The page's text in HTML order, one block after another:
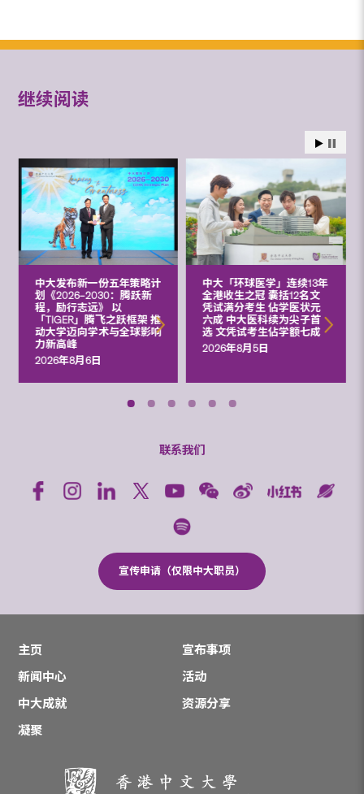
继续阅读
中大发布新一份五年策略计
划《2026‒2030：腾跃新
程，励行志远》 以
「TIGER」腾飞之跃框架 推
动大学迈向学术与全球影响
力新高峰
2026年8月6日
中大「环球医学」连续13年
全港收生之冠 囊括12名文
凭试满分考生 佔学医状元
六成 中大医科续为尖子首
选 文凭试考生佔学额七成
2026年8月5日
联系我们
宣传申请（仅限中大职员）
主页
宣布事项
新闻中心
活动
中大成就
资源分享
凝聚